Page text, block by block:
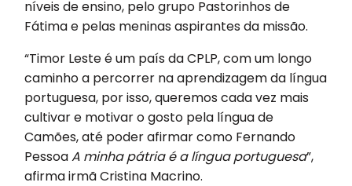
níveis de ensino, pelo grupo Pastorinhos de
Fátima e pelas meninas aspirantes da missão.
“Timor Leste é um país da CPLP, com um longo
caminho a percorrer na aprendizagem da língua
portuguesa, por isso, queremos cada vez mais
cultivar e motivar o gosto pela língua de
Camões, até poder afirmar como Fernando
PessoaA minha pátria é a língua portuguesa”,
afirma irmã Cristina Macrino.